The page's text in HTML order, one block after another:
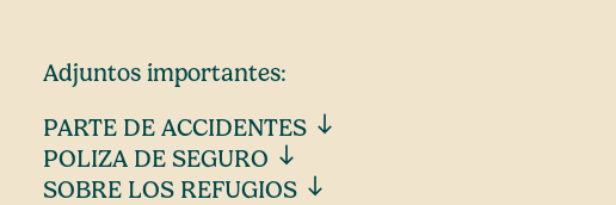
Adjuntos importantes:
PARTE DE ACCIDENTES south
POLIZA DE SEGURO south
SOBRE LOS REFUGIOS south